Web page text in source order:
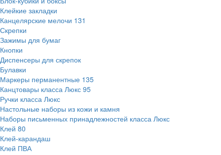
Клейкие закладки
Канцелярские мелочи 131
Скрепки
Зажимы для бумаг
Кнопки
Диспенсеры для скрепок
Булавки
Маркеры перманентные 135
Канцтовары класса Люкс 95
Ручки класса Люкс
Настольные наборы из кожи и камня
Наборы письменных принадлежностей класса Люкс
Клей 80
Клей-карандаш
Клей ПВА